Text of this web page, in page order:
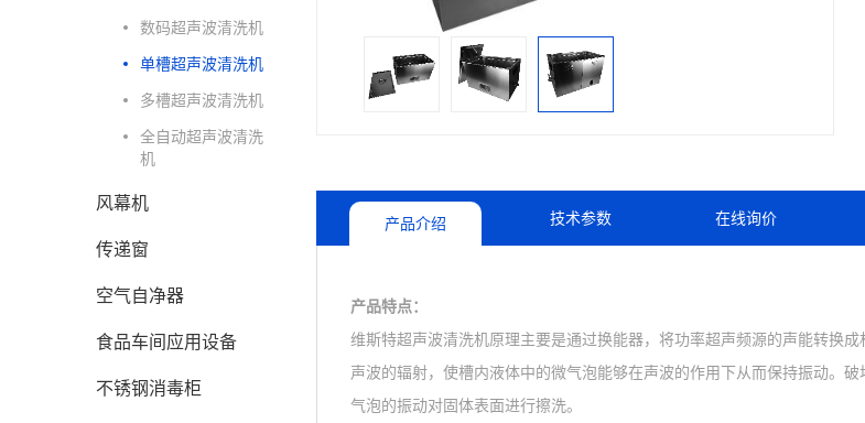
数码超声波清洗机
单槽超声波清洗机
多槽超声波清洗机
全自动超声波清洗
机
风幕机
传递窗
空气自净器
食品车间应用设备
不锈钢消毒柜
产品介绍 技术参数 在线询价
产品特点：
维斯特超声波清洗机原理主要是通过换能器，将功率超声频源的声能转换
声波的辐射，使槽内液体中的微气泡能够在声波的作用下从而保持振动。
气泡的振动对固体表面进行擦洗。